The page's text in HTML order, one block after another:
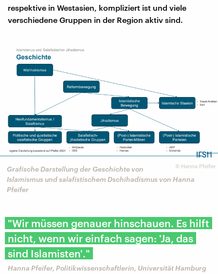
respektive in Westasien, kompliziert ist und viele
verschiedene Gruppen in der Region aktiv sind.
© Hanna Pfeifer
Grafische Darstellung der Geschichte von
Islamismus und salafistischem Dschihadismus von Hanna
Pfeifer
"Wir müssen genauer hinschauen. Es hilft
nicht, wenn wir einfach sagen: 'Ja, das
sind Islamisten'."
Hanna Pfeifer, Politikwissenschaftlerin, Universität Hamburg